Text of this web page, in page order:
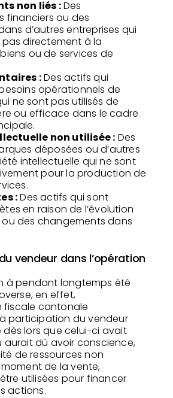
non liés :Des
financiers ou des
d’autres entreprises qui
directement à la
ou de services de
:Des actifs qui
opérationnels de
ne sont pas utilisés de
ou efficace dans le cadre
non utilisée : Des
déposées ou d’autres
intellectuelle qui ne sont
pour la production de
:Des actifs qui sont
en raison de l’évolution
des changements dans
vendeur dans l’opération
à pendant longtemps été
en effet,
fiscale cantonale
participation du vendeur
lors que celui-ci avait
aurait dû avoir conscience,
de ressources non
de la vente,
utilisées pour financer
actions.